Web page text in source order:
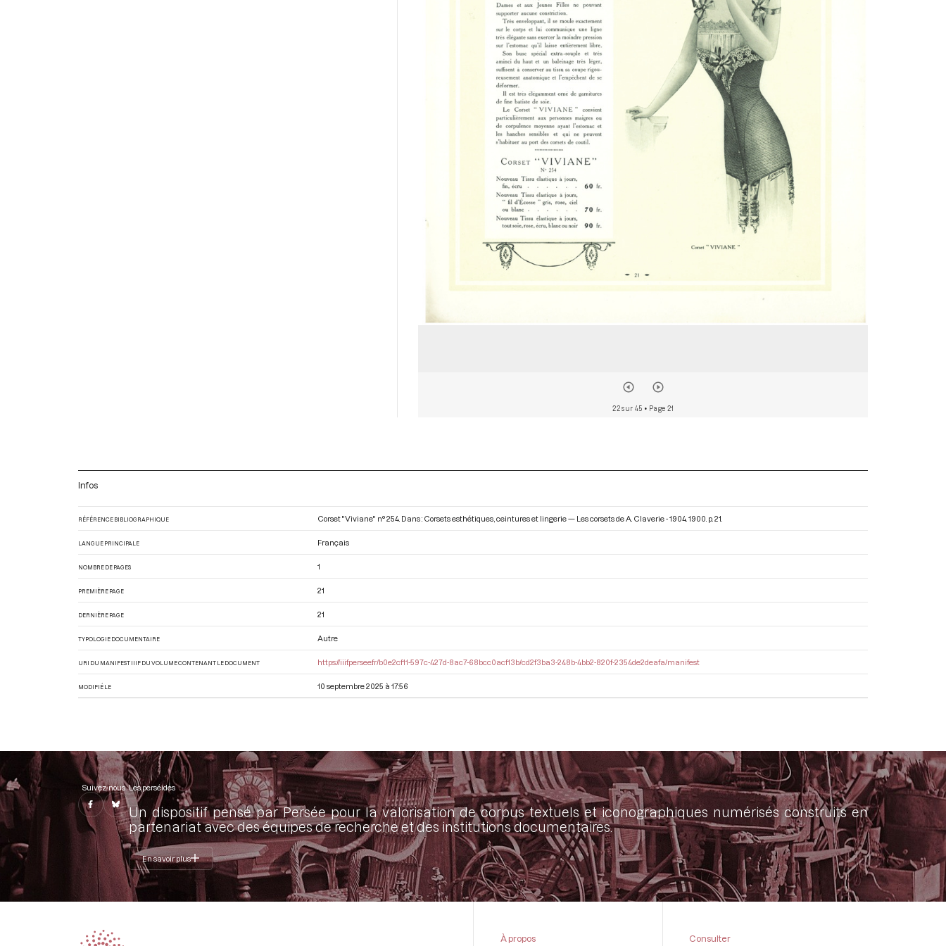
22 sur 45 • Page 21
Infos
RÉFÉRENCE BIBLIOGRAPHIQUE Corset "Viviane" n° 254. Dans : Corsets esthétiques, ceintures et lingerie — Les corsets de A. Claverie - 1904 . 1900. p. 21.
LANGUE PRINCIPALE Français
NOMBRE DE PAGES 1
PREMIÈRE PAGE 21
DERNIÈRE PAGE 21
TYPOLOGIE DOCUMENTAIRE Autre
URI DU MANIFEST IIIF DU VOLUME CONTENANT LE DOCUMENT https://iiif.persee.fr/b0e2cf11-597c-427d-8ac7-68bcc0acf13b/cd2f3ba3-248b-4bb2-820f-2354de2deafa/manifest
MODIFIÉ LE 10 septembre 2025 à 17:56
Suivez-nous Les perséides
Un dispositif pensé par Persée pour la valorisation de corpus textuels et iconographiques numérisés construits en
partenariat avec des équipes de recherche et des institutions documentaires.
En savoir plus
À propos Consulter